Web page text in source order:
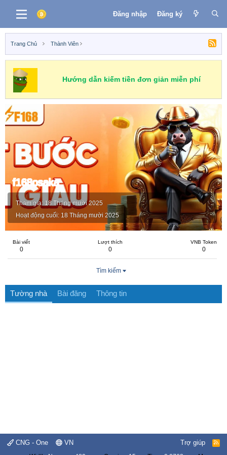
Đăng nhập Đăng ký
Trang Chủ Thành Viên
Hướng dẫn kiếm tiền đơn giản miễn phí
f168osaka
Tham gia 18 Tháng mười 2025
Hoạt động cuối 18 Tháng mười 2025
Bài viết
0
Lượt thích
0
VNB Token
0
Tìm kiếm
Tường nhà Bài đăng Thông tin
CNG - One VN Trợ giúp
R